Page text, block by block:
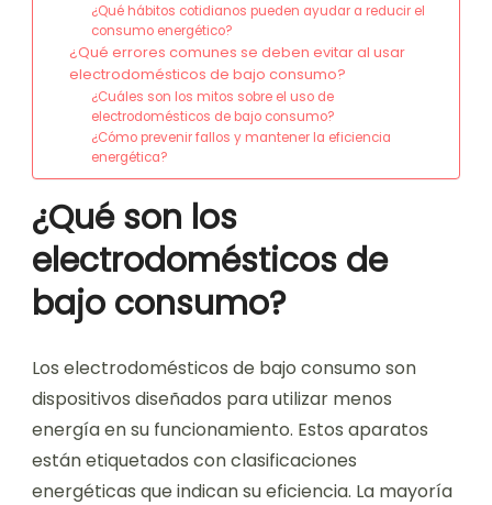
¿Qué hábitos cotidianos pueden ayudar a reducir el
consumo energético?
¿Qué errores comunes se deben evitar al usar
electrodomésticos de bajo consumo?
¿Cuáles son los mitos sobre el uso de
electrodomésticos de bajo consumo?
¿Cómo prevenir fallos y mantener la eficiencia
energética?
¿Qué son los
electrodomésticos de
bajo consumo?
Los electrodomésticos de bajo consumo son
dispositivos diseñados para utilizar menos
energía en su funcionamiento. Estos aparatos
están etiquetados con clasificaciones
energéticas que indican su eficiencia. La mayoría